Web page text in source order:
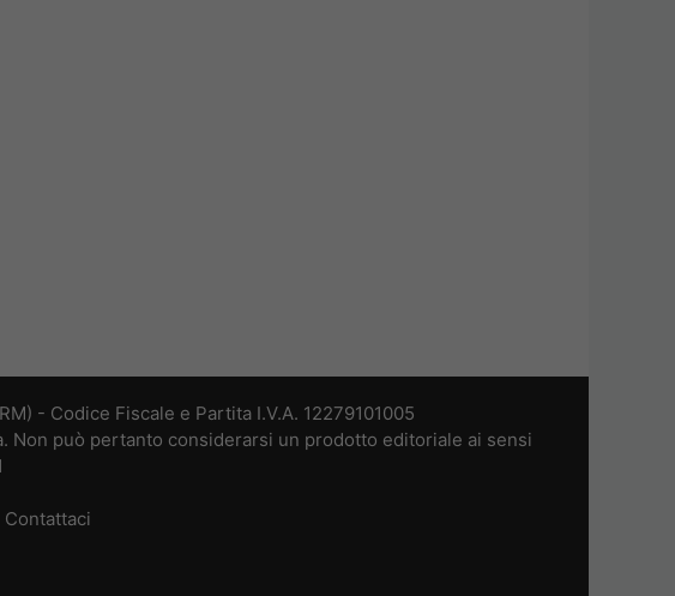
- Codice Fiscale e Partita I.V.A. 12279101005
Non può pertanto considerarsi un prodotto editoriale ai sensi
Contattaci